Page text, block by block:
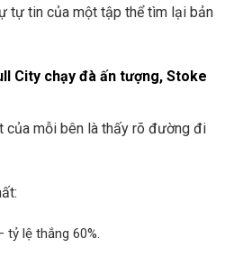
tự tin của một tập thể tìm lại bản
City chạy đà ấn tượng, Stoke
của mỗi bên là thấy rõ đường đi
tỷ lệ thắng 60%.